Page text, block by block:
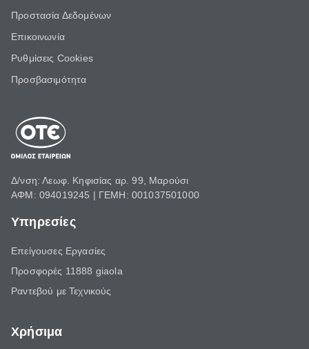
Προστασία Δεδομένων
Επικοινωνία
Ρυθμίσεις Cookies
Προσβασιμότητα
Δ/νση: Λεωφ. Κηφισίας αρ. 99, Μαρούσι
ΑΦΜ: 094019245 | ΓΕΜΗ: 001037501000
Υπηρεσίες
Επείγουσες Εργασίες
Προσφορές 11888 giaola
Ραντεβού με Τεχνικούς
Χρήσιμα